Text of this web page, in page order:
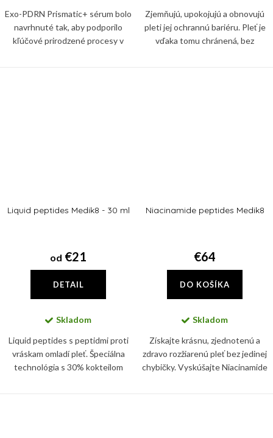
Exo-PDRN Prismatic+ sérum bolo
navrhnuté tak, aby podporilo
kľúčové prirodzené procesy v
Zjemňujú, upokojujú a obnovujú
pleti jej ochrannú bariéru. Pleť je
vďaka tomu chránená, bez
Liquid peptides Medik8 - 30 ml
od €21
DETAIL
Skladom
Liquid peptides s peptidmi proti
vráskam omladí pleť. Špeciálna
technológia s 30% kokteilom
Niacinamide peptides Medik8
€64
DO KOŠÍKA
Skladom
Získajte krásnu, zjednotenú a
zdravo rozžiarenú pleť bez jedinej
chybičky. Vyskúšajte Niacinamide